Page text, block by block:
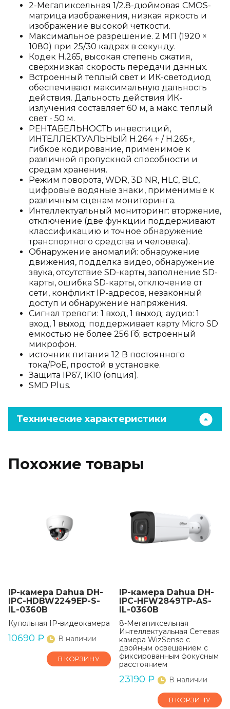
2-Мегапиксельная 1/2.8-дюймовая CMOS-
матрица изображения, низкая яркость и
изображение высокой четкости.
Максимальное разрешение. 2 МП (1920 ×
1080) при 25/30 кадрах в секунду.
Кодек H.265, высокая степень сжатия,
сверхнизкая скорость передачи данных.
Встроенный теплый свет и ИК-светодиод
обеспечивают максимальную дальность
действия. Дальность действия ИК-
излучения составляет 60 м, а макс. теплый
свет - 50 м.
РЕНТАБЕЛЬНОСТЬ инвестиций,
ИНТЕЛЛЕКТУАЛЬНЫЙ H.264 + / H.265+,
гибкое кодирование, применимое к
различной пропускной способности и
средам хранения.
Режим поворота, WDR, 3D NR, HLC, BLC,
цифровые водяные знаки, применимые к
различным сценам мониторинга.
Интеллектуальный мониторинг: вторжение,
отключение (две функции поддерживают
классификацию и точное обнаружение
транспортного средства и человека).
Обнаружение аномалий: обнаружение
движения, подделка видео, обнаружение
звука, отсутствие SD-карты, заполнение SD-
карты, ошибка SD-карты, отключение от
сети, конфликт IP-адресов, незаконный
доступ и обнаружение напряжения.
Сигнал тревоги: 1 вход, 1 выход; аудио: 1
вход, 1 выход; поддерживает карту Micro SD
емкостью не более 256 Гб; встроенный
микрофон.
источник питания 12 В постоянного
тока/PoE, простой в установке.
Защита IP67, IK10 (опция).
SMD Plus.
Технические характеристики
Похожие товары
IP-камера Dahua DH-
IPC-HDBW2249EP-S-
IL-0360B
Купольная IP-видеокамера
10690 ₽ В наличии
В КОРЗИНУ
IP-камера Dahua DH-
IPC-HFW2849TP-AS-
IL-0360B
8-Мегапиксельная
Интеллектуальная Сетевая
камера WizSense с
двойным освещением с
фиксированным фокусным
расстоянием
23190 ₽ В наличии
В КОРЗИНУ